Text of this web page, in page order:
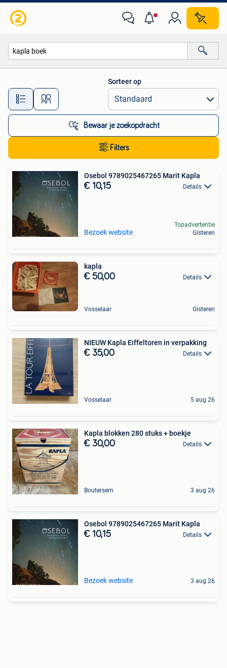
Alle afstanden…
Sorteer op
Bewaar je zoekopdracht
Filters
Osebol 9789025467265 Marit Kapla
€ 10,15 Details
Bezoek website
Topadvertentie
Gisteren
kapla
€ 50,00 Details
Vosselaar Gisteren
NIEUW Kapla Eiffeltoren in verpakking
€ 35,00 Details
Vosselaar 5 aug 26
Kapla blokken 280 stuks + boekje
€ 30,00 Details
Boutersem 3 aug 26
Osebol 9789025467265 Marit Kapla
€ 10,15 Details
Bezoek website 3 aug 26